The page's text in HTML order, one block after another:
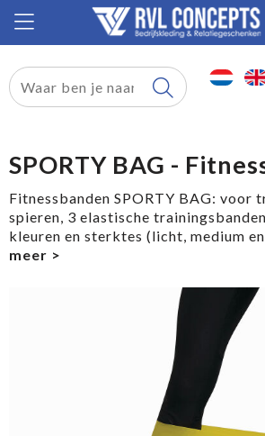
Relatiegeschenken
Tassen
Sport
SPORTY BAG -
Fitnessbanden SPORTY BAG: voor
spieren, 3 elastische
kleuren en sterktes (licht, medium